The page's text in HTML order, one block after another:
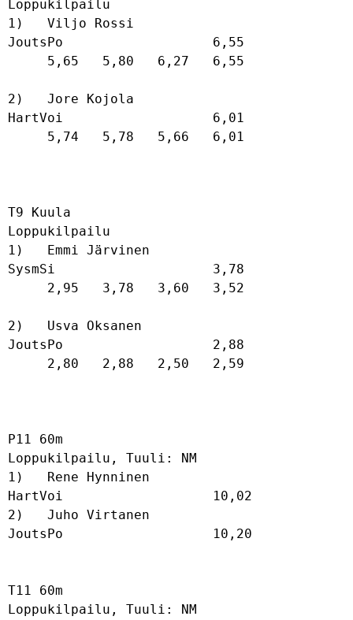
Loppukilpailu
1)   Viljo Rossi
JoutsPo                   6,55
2)   Jore Kojola
HartVoi                   6,01
T9 Kuula
Loppukilpailu
1)   Emmi Järvinen
SysmSi                    3,78
2)   Usva Oksanen
JoutsPo                   2,88
P11 60m
Loppukilpailu, Tuuli: NM
1)   Rene Hynninen
HartVoi                   10,02
2)   Juho Virtanen
JoutsPo                   10,20
T11 60m
Loppukilpailu, Tuuli: NM